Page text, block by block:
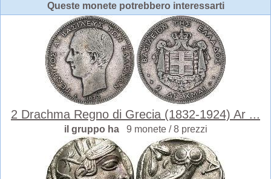
Queste monete potrebbero interessarti
2 Drachma Regno di Grecia (1832-1924) Ar ...
il gruppo ha 9 monete / 8 prezzi